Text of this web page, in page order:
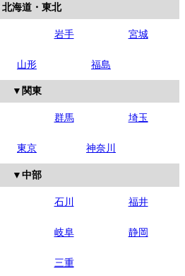
北海道・東北
岩手 宮城
山形 福島
関東
群馬 埼玉
東京 神奈川
中部
石川 福井
岐阜 静岡
三重